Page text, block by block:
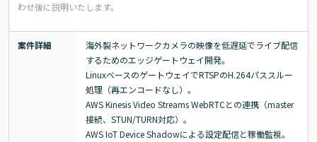
わせ後に説明いたします。
案件詳細
海外製ネットワークカメラの映像を低遅延でライブ配信
するためのエッジゲートウェイ開発。
LinuxベースのゲートウェイでRTSPのH.264パススルー
処理（再エンコードなし）。
AWS Kinesis Video Streams WebRTCとの連携（master
接続、STUN/TURN対応）。
AWS IoT Device Shadowによる設定配信と稼働監視。